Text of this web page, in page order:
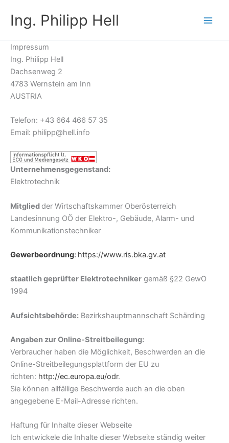
Inhalt
springen
Ing. Philipp Hell
Impressum
Ing. Philipp Hell
Dachsenweg 2
4783 Wernstein am Inn
AUSTRIA
Telefon: +43 664 466 57 35
Email: philipp@hell.info
Unternehmensgegenstand:
Elektrotechnik
Mitgliedder Wirtschaftskammer Oberösterreich
Landesinnung OÖ der Elektro-, Gebäude, Alarm- und
Kommunikationstechniker
Gewerbeordnung: https://www.ris.bka.gv.at
staatlich geprüfter Elektrotechniker gemäß §22 GewO
1994
Aufsichtsbehörde: Bezirkshauptmannschaft Schärding
Angaben zur Online-Streitbeilegung:
Verbraucher haben die Möglichkeit, Beschwerden an die
Online-Streitbeilegungsplattform der EU zu
richten: http://ec.europa.eu/odr.
Sie können allfällige Beschwerde auch an die oben
angegebene E-Mail-Adresse richten.
Haftung für Inhalte dieser Webseite
Ich entwickele die Inhalte dieser Webseite ständig weiter